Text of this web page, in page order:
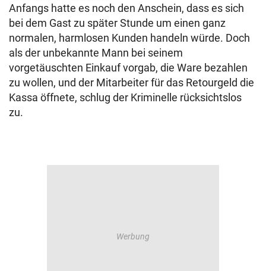
Anfangs hatte es noch den Anschein, dass es sich
bei dem Gast zu später Stunde um einen ganz
normalen, harmlosen Kunden handeln würde. Doch
als der unbekannte Mann bei seinem
vorgetäuschten Einkauf vorgab, die Ware bezahlen
zu wollen, und der Mitarbeiter für das Retourgeld die
Kassa öffnete, schlug der Kriminelle rücksichtslos
zu.